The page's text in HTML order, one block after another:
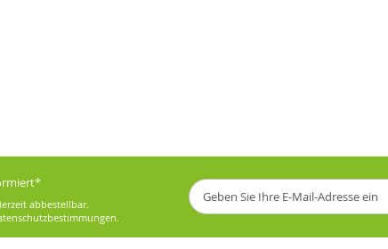
abbestellbar.
.
Melden
Sie
sich
für